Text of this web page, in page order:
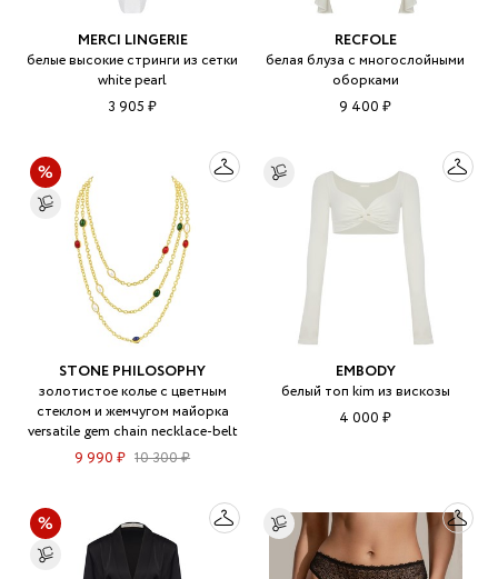
MERCI LINGERIE
белые высокие стринги из сетки
white pearl
3 905 ₽
RECFOLE
белая блуза с многослойными
оборками
9 400 ₽
STONE PHILOSOPHY
золотистое колье с цветным
стеклом и жемчугом майорка
versatile gem chain necklace-belt
9 990 ₽ 10 300 ₽
EMBODY
белый топ kim из вискозы
4 000 ₽